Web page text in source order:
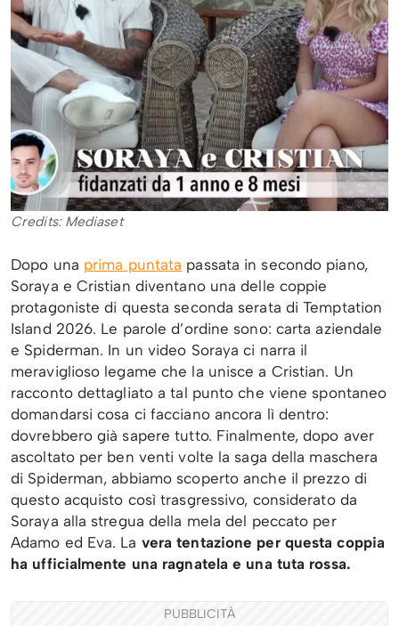
Credits: Mediaset
Dopo una prima puntata passata in secondo piano,
Soraya e Cristian diventano una delle coppie
protagoniste di questa seconda serata di Temptation
Island 2026. Le parole d’ordine sono: carta aziendale
e Spiderman. In un video Soraya ci narra il
meraviglioso legame che la unisce a Cristian. Un
racconto dettagliato a tal punto che viene spontaneo
domandarsi cosa ci facciano ancora lì dentro:
dovrebbero già sapere tutto. Finalmente, dopo aver
ascoltato per ben venti volte la saga della maschera
di Spiderman, abbiamo scoperto anche il prezzo di
questo acquisto così trasgressivo, considerato da
Soraya alla stregua della mela del peccato per
Adamo ed Eva. La vera tentazione per questa coppia
ha ufficialmente una ragnatela e una tuta rossa.
PUBBLICITÀ